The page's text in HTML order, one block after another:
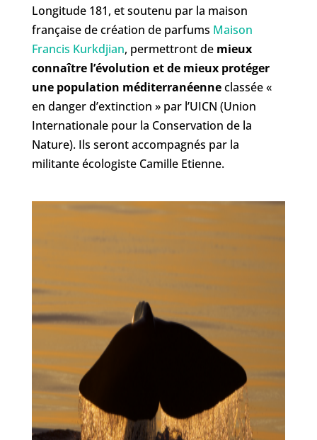
Longitude 181, et soutenu par la maison
française de création de parfums Maison
Francis Kurkdjian, permettront demieux
connaître l’évolution et de mieux protéger
une population méditerranéenneclassée «
en danger d’extinction » par l’UICN (Union
Internationale pour la Conservation de la
Nature). Ils seront accompagnés par la
militante écologiste Camille Etienne.